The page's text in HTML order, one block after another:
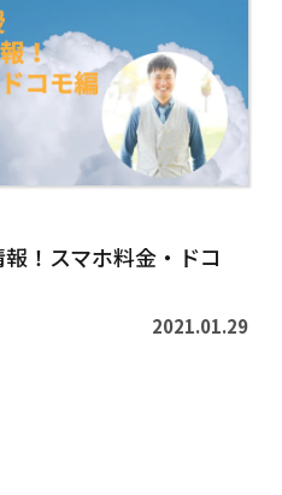
！スマホ料金・ドコ
2021.01.29